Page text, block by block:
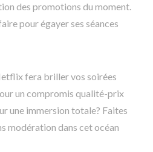
des promotions du moment.
pour égayer ses séances
fera briller vos soirées
un compromis qualité-prix
une immersion totale? Faites
modération dans cet océan